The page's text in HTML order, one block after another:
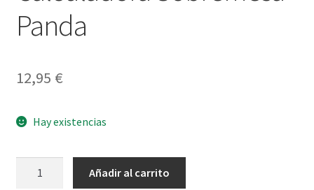
Panda
12,95 €
Hay existencias
Añadir al carrito